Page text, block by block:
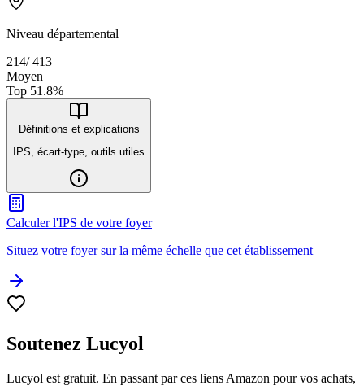
Niveau départemental
214/413
Moyen
Top 51.8%
Définitions et explications
IPS, écart-type, outils utiles
Calculer l'IPS de votre foyer
Situez votre foyer sur la même échelle que cet établissement
Soutenez Lucyol
Lucyol est gratuit. En passant par ces liens Amazon pour vos achats,